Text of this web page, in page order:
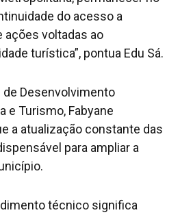
do acesso a
ações voltadas ao
turística”, pontua Edu Sá.
Desenvolvimento
e Turismo, Fabyane
a atualização constante das
para ampliar a
técnico significa